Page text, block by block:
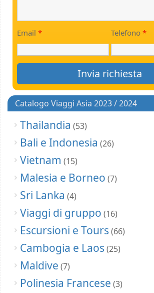
Email * Telefono *
Catalogo Viaggi Asia 2023 / 2024
Thailandia (53)
Bali e Indonesia (26)
Vietnam (15)
Malesia e Borneo (7)
Sri Lanka (4)
Viaggi di gruppo (16)
Escursioni e Tours (66)
Cambogia e Laos (25)
Maldive (7)
Polinesia Francese (3)